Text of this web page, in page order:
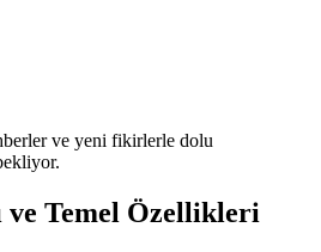
ve yeni fikirlerle dolu
ve Temel Özellikleri